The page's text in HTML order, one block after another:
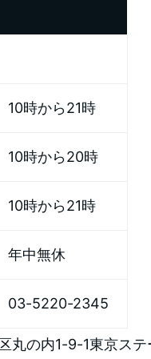
10時から21時
10時から20時
10時から21時
年中無休
03-5220-2345
丸の内1-9-1東京ス